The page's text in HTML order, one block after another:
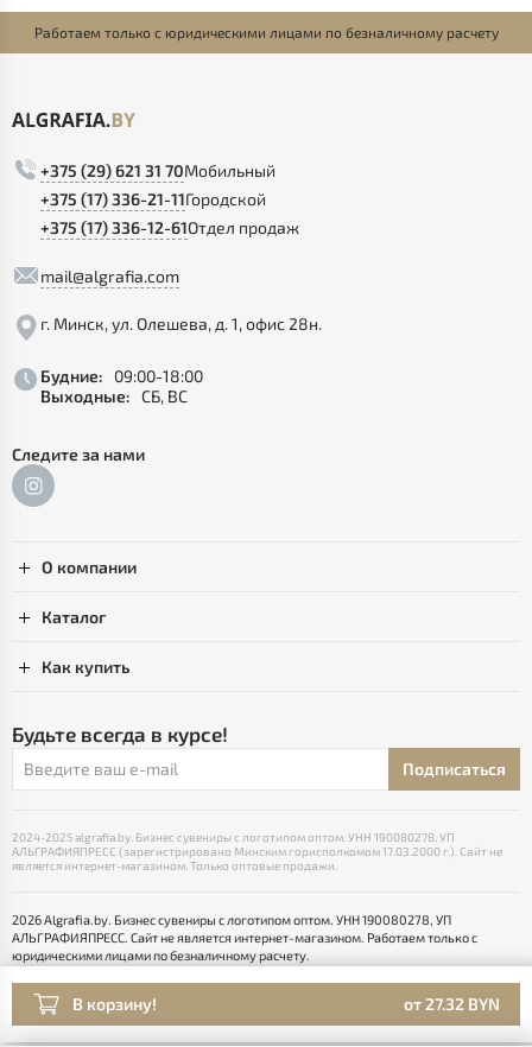
В корзину! от 27.32 BYN
Работаем только с юридическими лицами по безналичному расчету
+375 (29) 621 31 70Мобильный
+375 (17) 336-21-11Городской
+375 (17) 336-12-61Отдел продаж
mail@algrafia.com
г. Минск, ул. Олешева, д. 1, офис 28н.
Будние:
09:00-18:00
Выходные: СБ, ВС
Следите за нами
О компании
Каталог
Как купить
Будьте всегда в курсе!
Подписаться
2024-2025 algrafia.by. Бизнес сувениры с логотипом оптом. УНН 190080278, УП
АЛЬГРАФИЯПРЕСС (зарегистрировано Минским горисполкомом 17.03.2000 г.). Сайт не
является интернет-магазином. Только оптовые продажи.
2026 Algrafia.by. Бизнес сувениры с логотипом оптом. УНН 190080278, УП
АЛЬГРАФИЯПРЕСС. Сайт не является интернет-магазином. Работаем только с
юридическими лицами по безналичному расчету.